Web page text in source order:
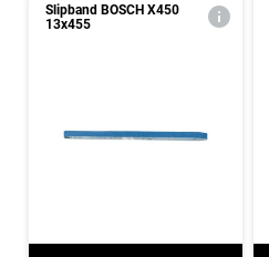
Slipband BOSCH X450
13x455